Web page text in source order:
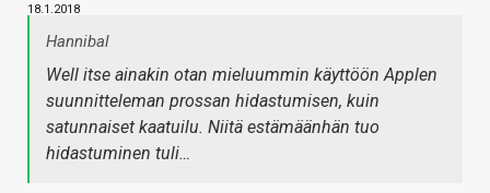
18.1.2018
Hannibal
Well itse ainakin otan mieluummin käyttöön Applen
suunnitteleman prossan hidastumisen, kuin
satunnaiset kaatuilu. Niitä estämäänhän tuo
hidastuminen tuli…